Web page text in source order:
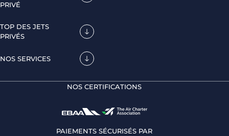
PRIVÉ
TOP DES JETS
PRIVÉS
NOS SERVICES
NOS CERTIFICATIONS
PAIEMENTS SÉCURISÉS PAR